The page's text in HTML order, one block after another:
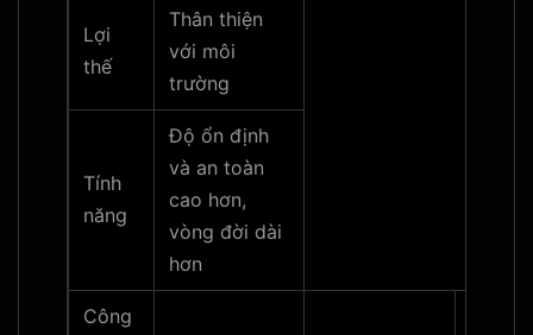
Lợi
thế
Thân thiện
với môi
trường
Tính
năng
Độ ổn định
và an toàn
cao hơn,
vòng đời dài
hơn
Công